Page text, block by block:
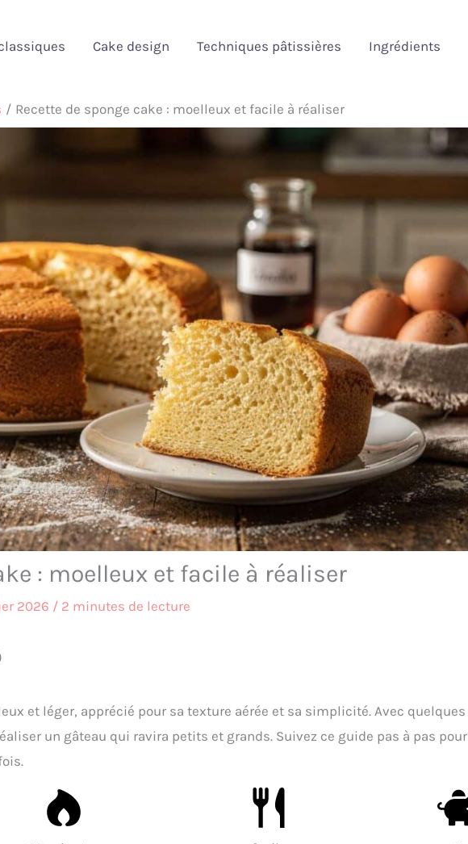
Cake design Techniques pâtissières Ingrédients
Recette de sponge cake : moelleux et facile à réaliser
: moelleux et facile à réaliser
2026 / 2 minutes de lecture
et léger, apprécié pour sa texture aérée et sa simplicité. Avec quelques
un gâteau qui ravira petits et grands. Suivez ce guide pas à pas pour